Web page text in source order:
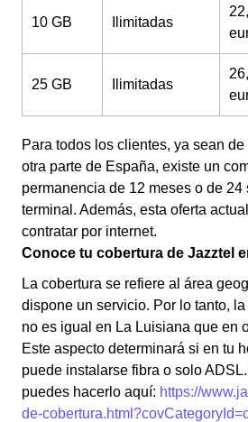
10 GB Ilimitadas
25 GB Ilimitadas
Para todos los clientes, ya sean
otra parte de España, existe un
permanencia de 12 meses o de 24
terminal. Además, esta oferta
contratar por internet.
Conoce tu cobertura de Jazztel
La cobertura se refiere al área
dispone un servicio. Por lo tanto, la
no es igual en La Luisiana que en
Este aspecto determinará si en tu
puede instalarse fibra o solo
puedes hacerlo aquí: https://
de-